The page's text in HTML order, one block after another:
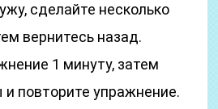
сделайте несколько
вернитесь назад.
1 минуту, затем
и повторите упражнение.